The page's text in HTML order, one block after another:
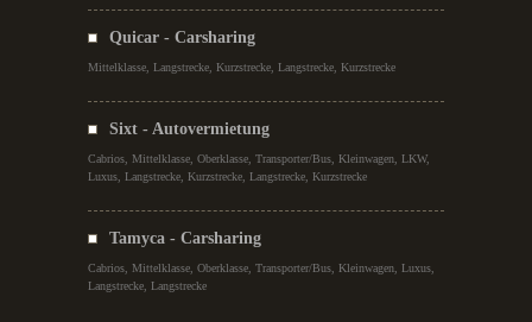
Quicar - Carsharing
Mittelklasse, Langstrecke, Kurzstrecke, Langstrecke, Kurzstrecke
Sixt - Autovermietung
Cabrios, Mittelklasse, Oberklasse, Transporter/Bus, Kleinwagen, LKW,
Luxus, Langstrecke, Kurzstrecke, Langstrecke, Kurzstrecke
Tamyca - Carsharing
Cabrios, Mittelklasse, Oberklasse, Transporter/Bus, Kleinwagen, Luxus,
Langstrecke, Langstrecke